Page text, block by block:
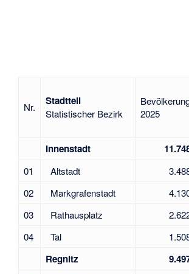
Nr. Stadtteil
Statistischer Bezirk
2025
Innenstadt
01 Altstadt
02
Markgrafenstadt
03
Rathausplatz
04
Tal
Regnitz